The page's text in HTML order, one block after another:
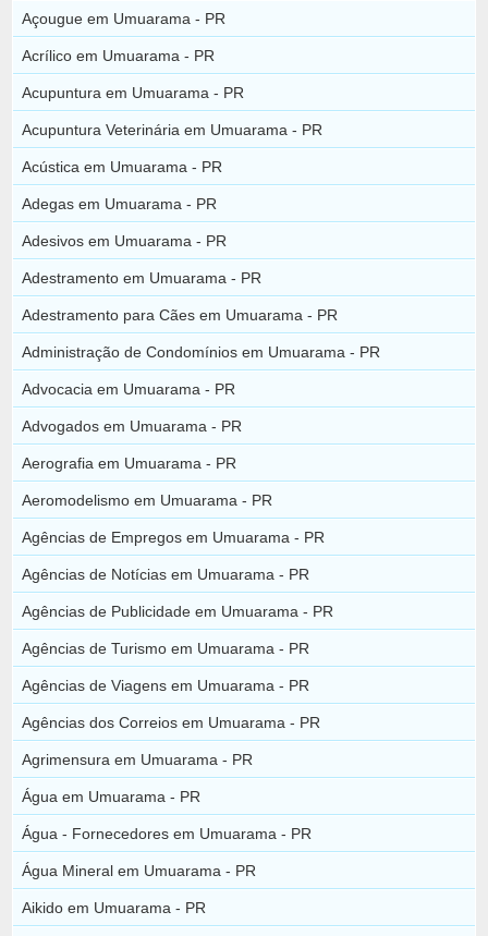
Açougue em Umuarama - PR
Acrílico em Umuarama - PR
Acupuntura em Umuarama - PR
Acupuntura Veterinária em Umuarama - PR
Acústica em Umuarama - PR
Adegas em Umuarama - PR
Adesivos em Umuarama - PR
Adestramento em Umuarama - PR
Adestramento para Cães em Umuarama - PR
Administração de Condomínios em Umuarama - PR
Advocacia em Umuarama - PR
Advogados em Umuarama - PR
Aerografia em Umuarama - PR
Aeromodelismo em Umuarama - PR
Agências de Empregos em Umuarama - PR
Agências de Notícias em Umuarama - PR
Agências de Publicidade em Umuarama - PR
Agências de Turismo em Umuarama - PR
Agências de Viagens em Umuarama - PR
Agências dos Correios em Umuarama - PR
Agrimensura em Umuarama - PR
Água em Umuarama - PR
Água - Fornecedores em Umuarama - PR
Água Mineral em Umuarama - PR
Aikido em Umuarama - PR